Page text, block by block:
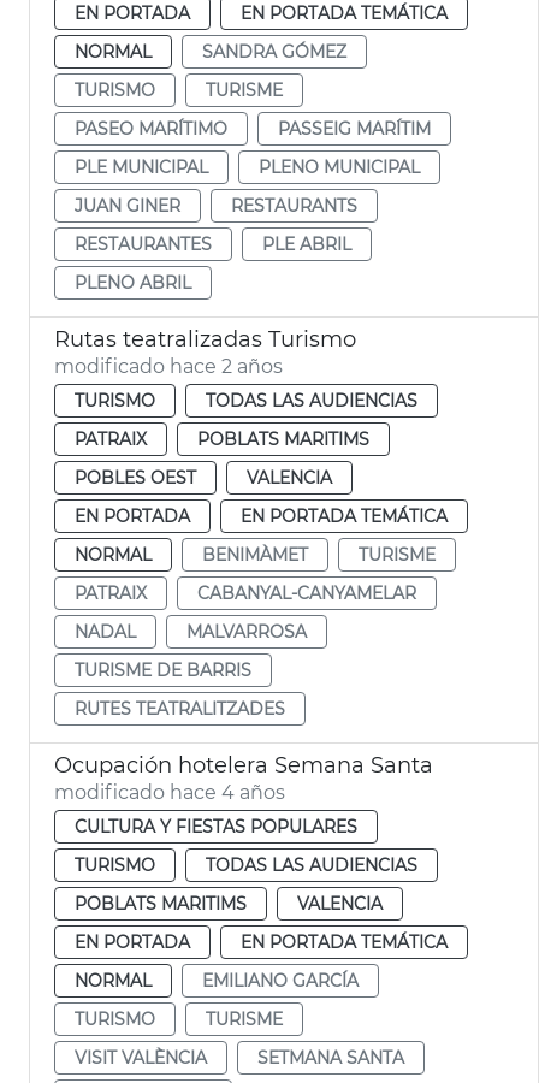
EN PORTADA
EN PORTADA TEMÁTICA
NORMAL
SANDRA GÓMEZ
TURISMO
TURISME
PASEO MARÍTIMO
PASSEIG MARÍTIM
PLE MUNICIPAL
PLENO MUNICIPAL
JUAN GINER
RESTAURANTS
RESTAURANTES
PLE ABRIL
PLENO ABRIL
Rutas teatralizadas Turismo
modificado hace 2 años
TURISMO
TODAS LAS AUDIENCIAS
PATRAIX
POBLATS MARITIMS
POBLES OEST
VALENCIA
EN PORTADA
EN PORTADA TEMÁTICA
NORMAL
BENIMÀMET
TURISME
PATRAIX
CABANYAL-CANYAMELAR
NADAL
MALVARROSA
TURISME DE BARRIS
RUTES TEATRALITZADES
Ocupación hotelera Semana Santa
modificado hace 4 años
CULTURA Y FIESTAS POPULARES
TURISMO
TODAS LAS AUDIENCIAS
POBLATS MARITIMS
VALENCIA
EN PORTADA
EN PORTADA TEMÁTICA
NORMAL
EMILIANO GARCÍA
TURISMO
TURISME
VISIT VALÈNCIA
SETMANA SANTA